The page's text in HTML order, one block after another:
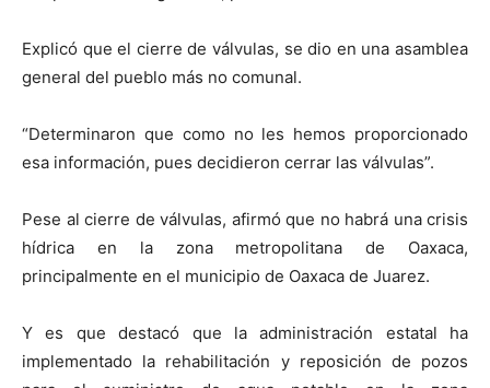
Explicó que el cierre de válvulas, se dio en una asamblea
general del pueblo más no comunal.
“Determinaron que como no les hemos proporcionado
esa información, pues decidieron cerrar las válvulas”.
Pese al cierre de válvulas, afirmó que no habrá una crisis
hídrica en la zona metropolitana de Oaxaca,
principalmente en el municipio de Oaxaca de Juarez.
Y es que destacó que la administración estatal ha
implementado la rehabilitación y reposición de pozos